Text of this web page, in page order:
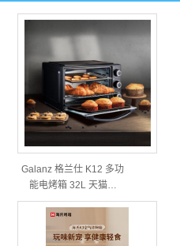
Galanz 格兰仕 K12 多功
能电烤箱 32L 天猫…